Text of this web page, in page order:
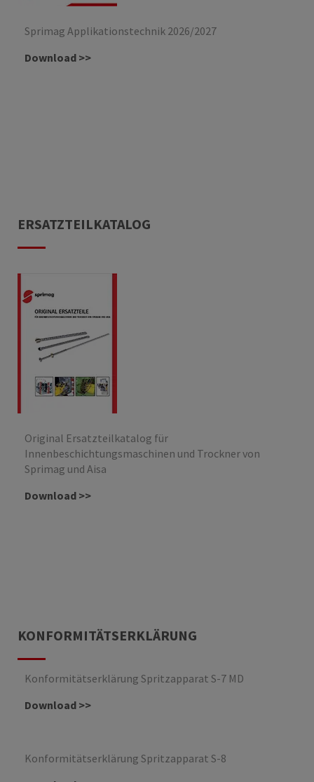
Sprimag Applikationstechnik 2026/2027
Download >>
ERSATZTEILKATALOG
Original Ersatzteilkatalog für
Innenbeschichtungsmaschinen und Trockner von
Sprimag und Aisa
Download >>
KONFORMITÄTSERKLÄRUNG
Konformitätserklärung Spritzapparat S-7 MD
Download >>
Konformitätserklärung Spritzapparat S-8
Impressum|Datenschutz